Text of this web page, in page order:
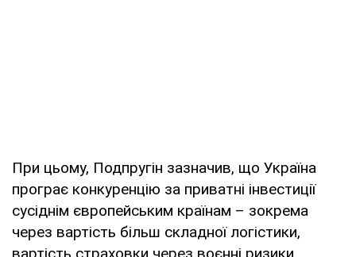
При цьому, Подпругін зазначив, що Україна
програє конкуренцію за приватні інвестиції
сусіднім європейським країнам – зокрема
через вартість більш складної логістики,
вартість страховки через воєнні ризики,